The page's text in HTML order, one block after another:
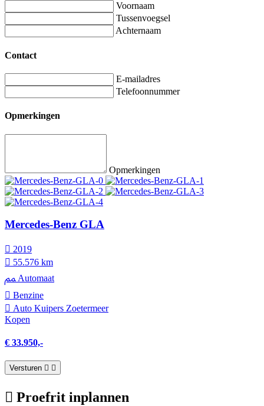
Voornaam
Tussenvoegsel
Achternaam
Contact
E-mailadres
Telefoonnummer
Opmerkingen
Opmerkingen
Mercedes-Benz GLA
2019
55.576 km
Automaat
Benzine
Auto Kuipers Zoetermeer
Kopen
€ 33.950,-
Versturen
Proefrit inplannen